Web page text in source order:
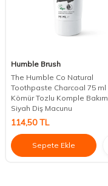
Humble Brush
The Humble Co Natural
Toothpaste Charcoal 75 ml
Kömür Tozlu Komple Bakım
Siyah Diş Macunu
114,50TL
Sepete Ekle